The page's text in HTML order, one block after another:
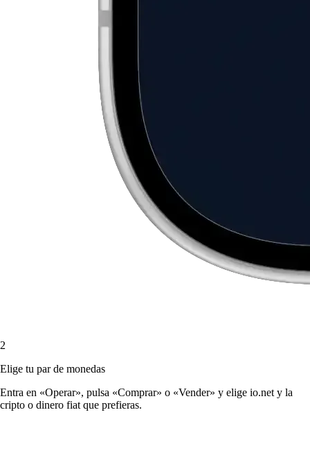
2
Elige tu par de monedas
Entra en «Operar», pulsa «Comprar» o «Vender» y elige io.net y la
cripto o dinero fiat que prefieras.